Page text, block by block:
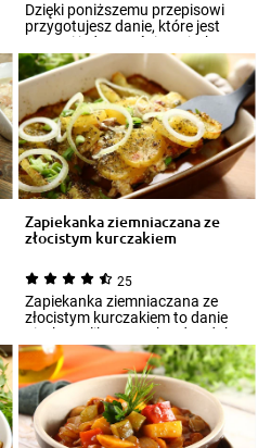
Dzięki poniższemu przepisowi
przygotujesz danie, które jest
proste i jednocześnie wyjątkowo
smacz...
Zapiekanka ziemniaczana ze
złocistym kurczakiem
25
Zapiekanka ziemniaczana ze
złocistym kurczakiem to danie
nieskomplikowane, bardzo dobre
na codzie...